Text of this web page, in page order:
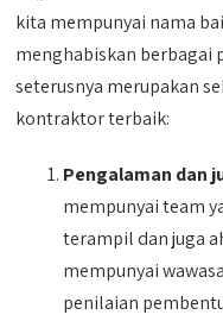
kita mempunyai nama
menghabiskan berbagai
seterusnya merupakan
kontraktor terbaik:
Pengalaman dan
mempunyai team
terampil dan juga
mempunyai
penilaian